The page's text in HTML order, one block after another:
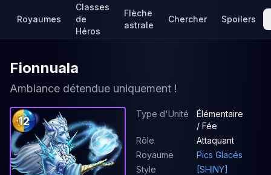
Royaumes
Classes
de
Héros
Flèche
astrale
Chercher Spoilers
Fionnuala
Ambiance détendue uniquement !
12
Type d'Unité
Élémentaire
/ Fée
Rôle
Attaquant
Royaume
Pics Glacés
Style
[SHINY]